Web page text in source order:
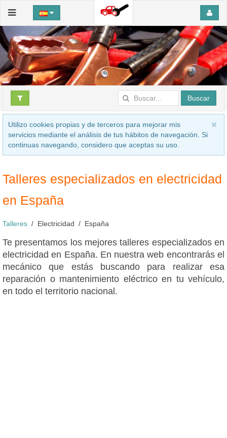
Buscar
Utilizo cookies propias y de terceros para mejorar mis
servicios mediante el análisis de tus hábitos de navegación. Si
continuas navegando, considero que aceptas su uso.
Talleres especializados en electricidad
en España
Talleres Electricidad España
Te presentamos los mejores talleres especializados en
electricidad en España. En nuestra web encontrarás el
mecánico que estás buscando para realizar esa
reparación o mantenimiento eléctrico en tu vehículo,
en todo el territorio nacional.